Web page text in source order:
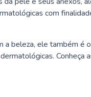
com
a beleza, ele também é o
Conheça